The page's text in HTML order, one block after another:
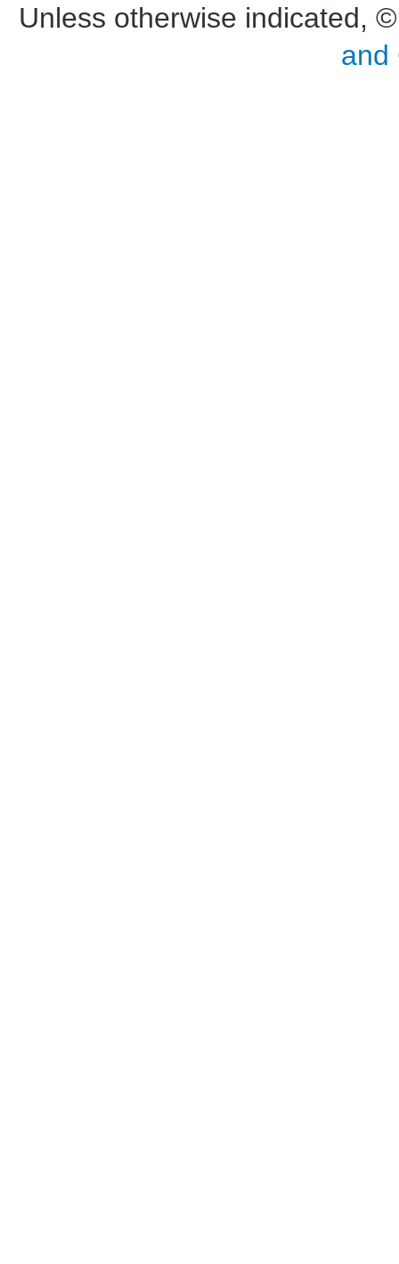
Unless otherwise indicated,
and